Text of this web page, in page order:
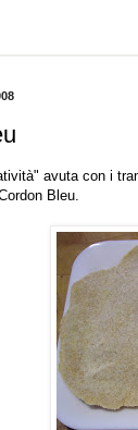
avuta con i
Bleu.